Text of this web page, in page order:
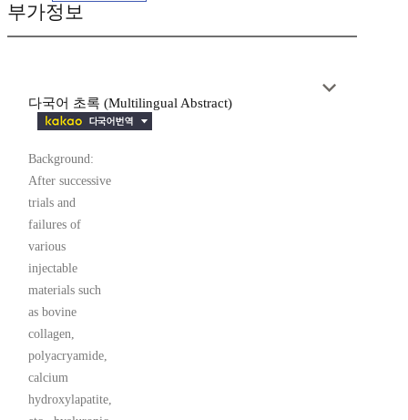
부가정보
다국어 초록 (Multilingual Abstract)
Background:
After successive
trials and
failures of
various
injectable
materials such
as bovine
collagen,
polyacryamide,
calcium
hydroxylapatite,